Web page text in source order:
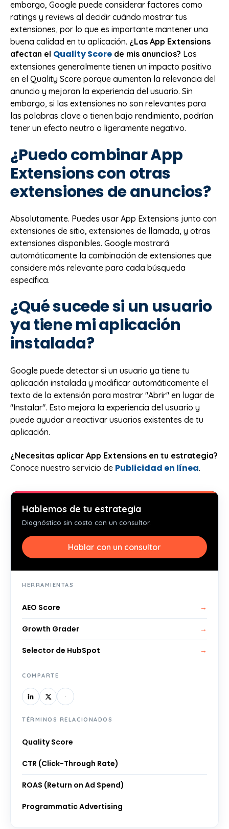
embargo, Google puede considerar factores como
ratings y reviews al decidir cuándo mostrar tus
extensiones, por lo que es importante mantener una
buena calidad en tu aplicación. ¿Las App Extensions
afectan el Quality Score de mis anuncios? Las
extensiones generalmente tienen un impacto positivo
en el Quality Score porque aumentan la relevancia del
anuncio y mejoran la experiencia del usuario. Sin
embargo, si las extensiones no son relevantes para
las palabras clave o tienen bajo rendimiento, podrían
tener un efecto neutro o ligeramente negativo.
¿Puedo combinar App
Extensions con otras
extensiones de anuncios?
Absolutamente. Puedes usar App Extensions junto con
extensiones de sitio, extensiones de llamada, y otras
extensiones disponibles. Google mostrará
automáticamente la combinación de extensiones que
considere más relevante para cada búsqueda
específica.
¿Qué sucede si un usuario
ya tiene mi aplicación
instalada?
Google puede detectar si un usuario ya tiene tu
aplicación instalada y modificar automáticamente el
texto de la extensión para mostrar "Abrir" en lugar de
"Instalar". Esto mejora la experiencia del usuario y
puede ayudar a reactivar usuarios existentes de tu
aplicación.
¿Necesitas aplicar App Extensions en tu estrategia?
Conoce nuestro servicio de Publicidad en línea.
Hablemos de tu estrategia
Diagnóstico sin costo con un consultor.
Hablar con un consultor
HERRAMIENTAS
AEO Score →
Growth Grader →
Selector de HubSpot →
COMPARTE
TÉRMINOS RELACIONADOS
Quality Score
CTR (Click-Through Rate)
ROAS (Return on Ad Spend)
Programmatic Advertising